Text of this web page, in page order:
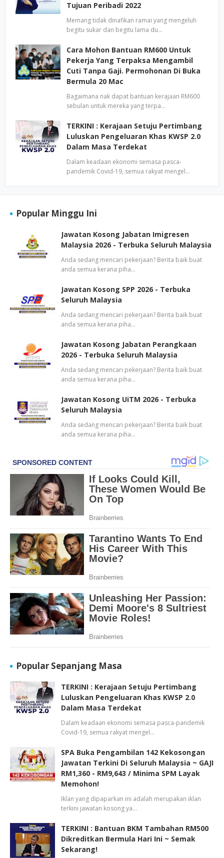
Tujuan Peribadi 2022
Memang tidak dinafikan ramai yang mengeluh
begitu sukar dan begitu lama du…
Cara Mohon Bantuan RM600 Untuk
Pekerja Yang Terpaksa Mengambil
Cuti Tanpa Gaji. Permohonan Di Buka
Bermula 20 Mac
Bagaimana nak dapat bantuan kerajaan RM600
sebulan untuk mereka yang terpa…
TERKINI : Kerajaan Setuju Pertimbang
Luluskan Pengeluaran Khas KWSP 2.0
Dalam Masa Terdekat
Dalam keadaan ekonomi semasa pasca-
pandemik Covid-19, semua rakyat mengel…
Popular Minggu Ini
Jawatan Kosong Jabatan Imigresen
Malaysia 2026 - Terbuka Seluruh Malaysia
Anda sedang mencari pekerjaan? Berita baik buat
anda semua kerana piha…
Jawatan Kosong SPP 2026 - Terbuka
Seluruh Malaysia
Anda sedang mencari pekerjaan? Berita baik buat
anda semua kerana piha…
Jawatan Kosong Jabatan Perangkaan
2026 - Terbuka Seluruh Malaysia
Anda sedang mencari pekerjaan? Berita baik buat
anda semua kerana piha…
Jawatan Kosong UiTM 2026 - Terbuka
Seluruh Malaysia
Anda sedang mencari pekerjaan? Berita baik buat
anda semua kerana piha…
Popular Sepanjang Masa
TERKINI : Kerajaan Setuju Pertimbang
Luluskan Pengeluaran Khas KWSP 2.0
Dalam Masa Terdekat
Dalam keadaan ekonomi semasa pasca-pandemik
Covid-19, semua rakyat mengel…
SPA Buka Pengambilan 142 Kekosongan
Jawatan Terkini Di Seluruh Malaysia ~ GAJI
RM1,360 - RM9,643 / Minima SPM Layak
Memohon!
Iklan yang dipaparkan ini adalah merupakan iklan
terkini jawatan kosong ya…
TERKINI : Bantuan BKM Tambahan RM500
Dikreditkan Bermula Hari Ini ~ Semak
Sekarang!